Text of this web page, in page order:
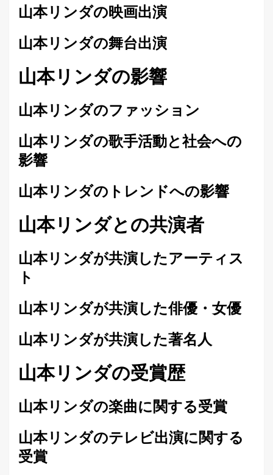
山本リンダの映画出演
山本リンダの舞台出演
山本リンダの影響
山本リンダのファッション
山本リンダの歌手活動と社会への
影響
山本リンダのトレンドへの影響
山本リンダとの共演者
山本リンダが共演したアーティス
ト
山本リンダが共演した俳優・女優
山本リンダが共演した著名人
山本リンダの受賞歴
山本リンダの楽曲に関する受賞
山本リンダのテレビ出演に関する
受賞